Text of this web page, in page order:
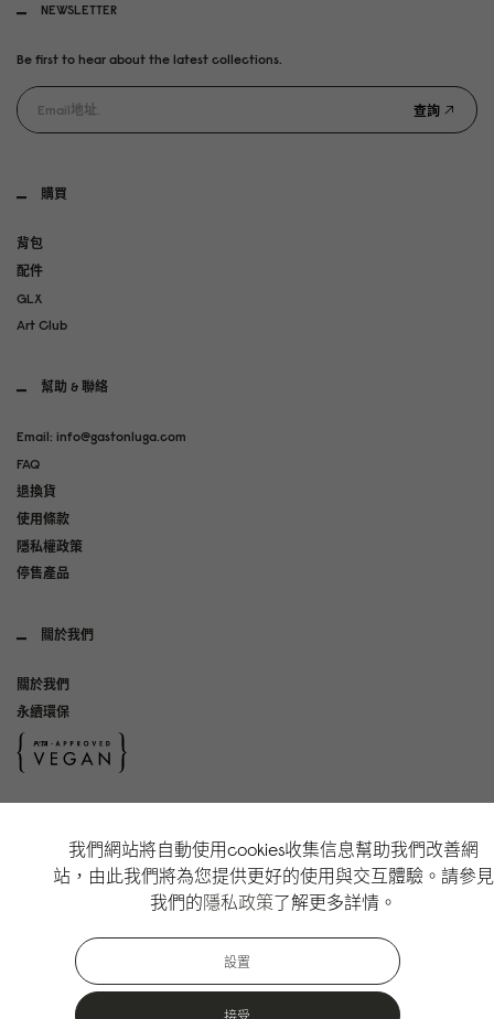
購買
背包
配件
GLX
Art Club
幫助 & 聯絡
Email: info@gastonluga.com
FAQ
退換貨
使用條款
隱私權政策
停售產品
關於我們
關於我們
永續環保
Instagram
NEWSLETTER
Be first to hear about the latest collections.
查詢
Copyright Gaston Luga AB. All Rights Reserved.
我們網站將自動使用cookies收集信息幫助我們改善網
站，由此我們將為您提供更好的使用與交互體驗。請參見
我們的隱私政策了解更多詳情。
設置